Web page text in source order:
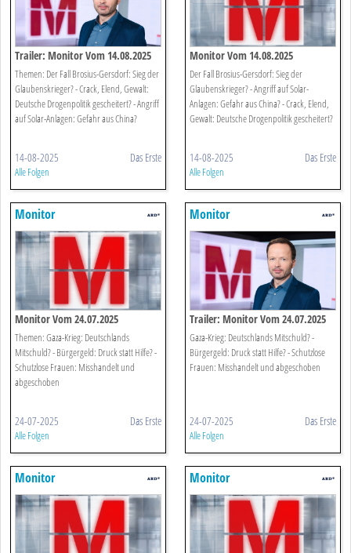
Trailer: Monitor Vom 14.08.2025
Themen: Der Fall Brosius-Gersdorf: Sieg der
Glaubenskrieger? - Crack, Elend, Gewalt:
Deutsche Drogenpolitik gescheitert? - Angriff
auf Solar-Anlagen: Gefahr aus China?
14-08-2025 Das Erste
Alle Folgen
Monitor Vom 14.08.2025
Der Fall Brosius-Gersdorf: Sieg der
Glaubenskrieger? - Angriff auf Solar-
Anlagen: Gefahr aus China? - Crack, Elend,
Gewalt: Deutsche Drogenpolitik gescheitert?
14-08-2025 Das Erste
Alle Folgen
Monitor
Monitor Vom 24.07.2025
Themen: Gaza-Krieg: Deutschlands
Mitschuld? - Bürgergeld: Druck statt Hilfe? -
Schutzlose Frauen: Misshandelt und
abgeschoben
24-07-2025 Das Erste
Alle Folgen
Monitor
Trailer: Monitor Vom 24.07.2025
Gaza-Krieg: Deutschlands Mitschuld? -
Bürgergeld: Druck statt Hilfe? - Schutzlose
Frauen: Misshandelt und abgeschoben
24-07-2025 Das Erste
Alle Folgen
Monitor Monitor